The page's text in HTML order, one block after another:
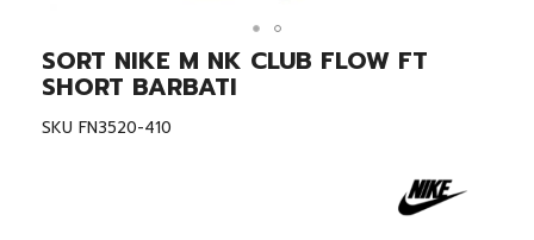
Skip
to
the
beginning
of
SORT NIKE M NK CLUB FLOW FT
SHORT BARBATI
SKU FN3520-410